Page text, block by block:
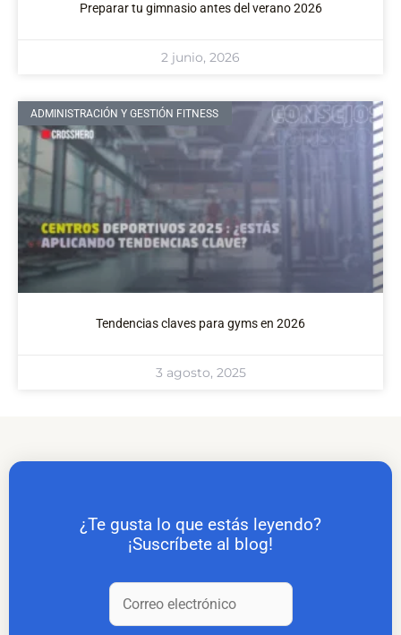
Preparar tu gimnasio antes del verano 2026
2 junio, 2026
ADMINISTRACIÓN Y GESTIÓN FITNESS
Tendencias claves para gyms en 2026
3 agosto, 2025
¿Te gusta lo que estás leyendo?
¡Suscríbete al blog!